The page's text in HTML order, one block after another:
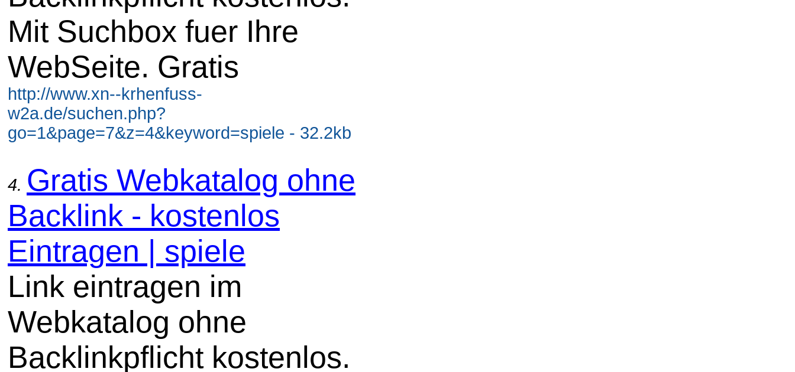
Mit Suchbox fuer Ihre
WebSeite. Gratis
http://www.xn--krhenfuss-
w2a.de/suchen.php?
go=1&page=7&z=4&keyword=spiele - 32.2kb
4. Gratis Webkatalog ohne
Backlink - kostenlos
Eintragen | spiele
Link eintragen im
Webkatalog ohne
Backlinkpflicht kostenlos.